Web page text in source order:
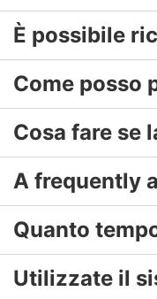
È possibile
Come posso
Cosa fare se
A frequently
Quanto
Utilizzate il